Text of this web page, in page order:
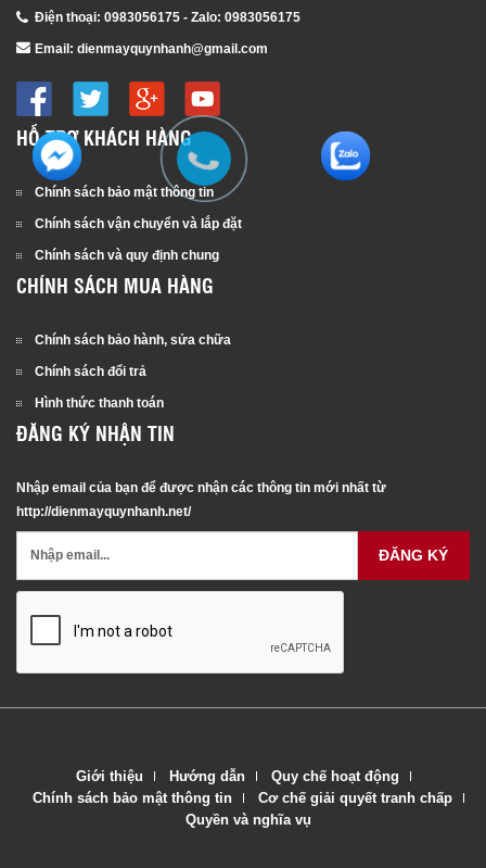
Điện thoại: 0983056175 - Zalo: 0983056175
Email: dienmayquynhanh@gmail.com
HỖ TRỢ KHÁCH HÀNG
Chính sách bảo mật thông tin
Chính sách vận chuyển và lắp đặt
Chính sách và quy định chung
CHÍNH SÁCH MUA HÀNG
Chính sách bảo hành, sửa chữa
Chính sách đổi trả
Hình thức thanh toán
ĐĂNG KÝ NHẬN TIN
Nhập email của bạn để được nhận các thông tin mới nhất từ
http://dienmayquynhanh.net/
ĐĂNG KÝ
Giới thiệu Hướng dẫn
Quy chế hoạt động
Chính sách bảo mật thông tin
Cơ chế giải quyết tranh chấp
Quyền và nghĩa vụ